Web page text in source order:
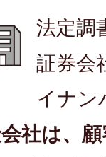
法定調
証券会
イナン
社は、